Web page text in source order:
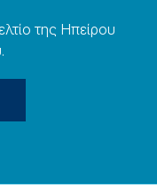
της Ηπείρου